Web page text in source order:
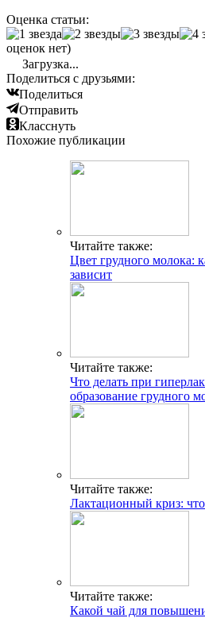
Оценка статьи:
оценок нет)
Загрузка...
Поделиться с друзьями:
Поделиться
Отправить
Класснуть
Похожие публикации
Читайте также:
Цвет грудного молока:
зависит
Читайте также:
Что делать при
образование грудного
Читайте также:
Лактационный криз:
Читайте также:
Какой чай для